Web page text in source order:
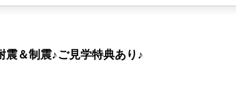
震＆制震♪ご見学特典あり♪